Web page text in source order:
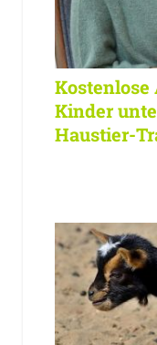
Kinder
Haustier-